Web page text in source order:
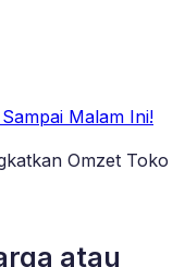
Malam Ini!
Omzet Toko
atau